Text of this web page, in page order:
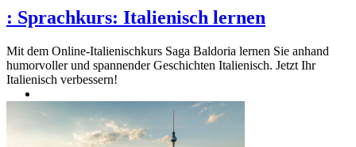
: Sprachkurs: Italienisch lernen
Mit dem Online-Italienischkurs Saga Baldoria lernen Sie anhand
humorvoller und spannender Geschichten Italienisch. Jetzt Ihr
Italienisch verbessern!